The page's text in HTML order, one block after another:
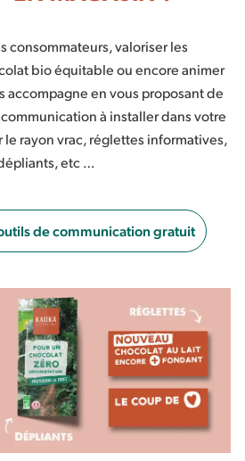
consommateurs, valoriser les
bio équitable ou encore animer
accompagne en vous proposant de
à installer dans votre
le rayon vrac, réglettes informatives,
etc …
de communication gratuit